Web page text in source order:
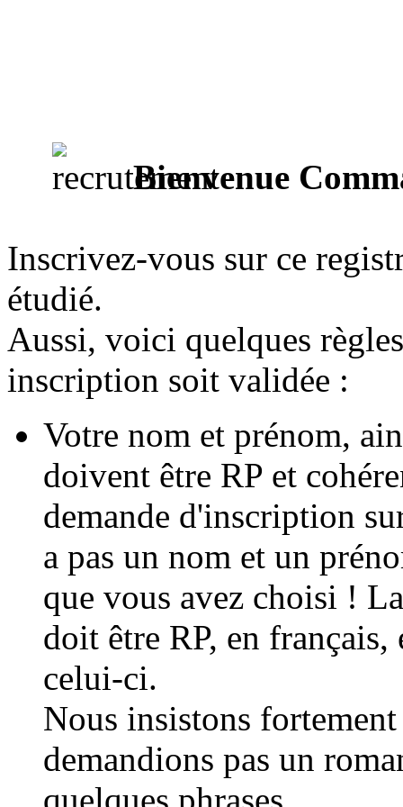
Bienvenue
Inscrivez-vous sur ce
étudié.
Aussi, voici quelques
inscription soit validée :
Votre nom et prénom,
doivent être RP et
demande d'inscription
a pas un nom et un
que vous avez choisi !
doit être RP, en
celui-ci.
Nous insistons
demandions pas un
quelques phrases.